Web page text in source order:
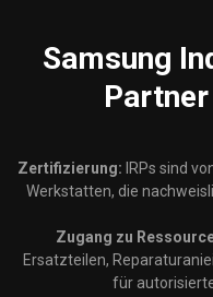
Samsung
Zertifizierung: IRPs sind
Werkstatten, die
Zugang zu
Ersatzteilen,
für